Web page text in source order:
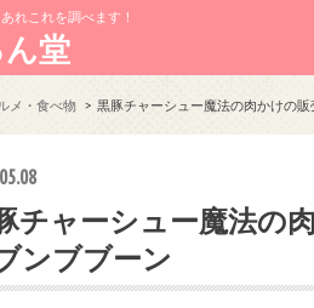
れこれを調べます！
堂
メ・食べ物 黒豚チャーシュー魔法の肉かけの
チャーシュー魔法の
ンブブーン